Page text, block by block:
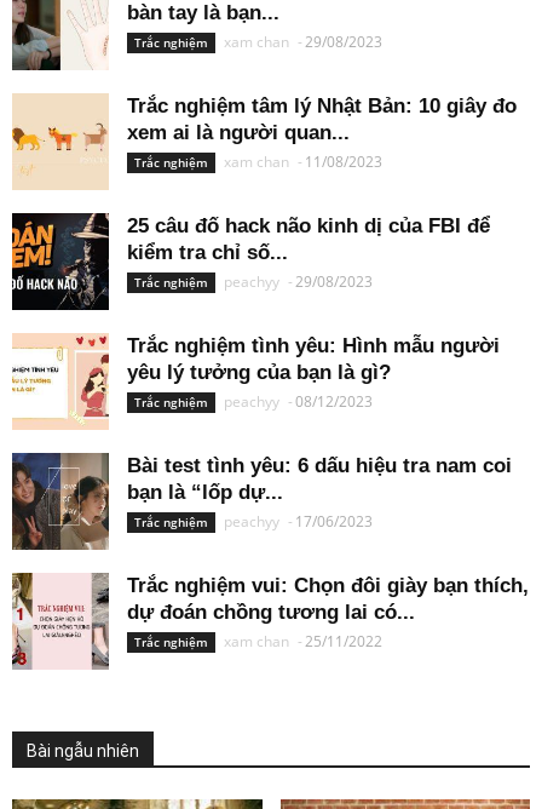
bàn tay là bạn...
Trắc nghiệm xam chan -29/08/2023
Trắc nghiệm tâm lý Nhật Bản: 10 giây đo
xem ai là người quan...
Trắc nghiệm xam chan - 11/08/2023
25 câu đố hack não kinh dị của FBI để
kiểm tra chỉ số...
Trắc nghiệm peachyy -29/08/2023
Trắc nghiệm tình yêu: Hình mẫu người
yêu lý tưởng của bạn là gì?
Trắc nghiệm peachyy -08/12/2023
Bài test tình yêu: 6 dấu hiệu tra nam coi
bạn là “lốp dự...
Trắc nghiệm peachyy - 17/06/2023
Trắc nghiệm vui: Chọn đôi giày bạn thích,
dự đoán chồng tương lai có...
Trắc nghiệm xam chan -25/11/2022
Bài ngẫu nhiên